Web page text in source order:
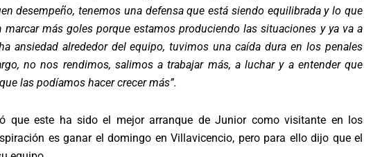
desempeño, tenemos una defensa que está siendo equilibrada y lo que
marcar más goles porque estamos produciendo las situaciones y ya va a
ansiedad alrededor del equipo, tuvimos una caída dura en los penales
no nos rendimos, salimos a trabajar más, a luchar y a entender que
las podíamos hacer crecer más”.
que este ha sido el mejor arranque de Junior como visitante en los
es ganar el domingo en Villavicencio, pero para ello dijo que el